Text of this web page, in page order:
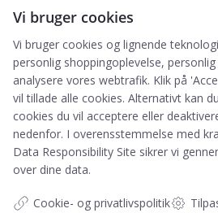
Har du et spørgsmål?
Du kan kontakte vores kundeservice på:
+45 60 15 72 04
Ved tilmelding accepterer du, at
opbevare dine oplysninger i
PRIK&STREGS privatlivspolitik.
samtidig at modtage e-mails fra
kan til enhver tid afmelde
Vi bruger cookies
Vi bruger cookies og lignende
personlig shoppingoplevelse,
analysere vores webtrafik. Klik på
vil tillade alle cookies. Alternativt kan
cookies du vil acceptere eller
nedenfor. I overensstemmelse med
Data Responsibility Site sikrer vi
over dine data.
Cookie- og privatlivspolitik